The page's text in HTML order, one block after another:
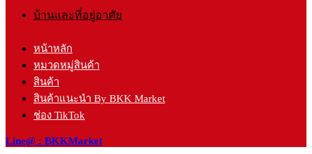
บ้านและที่อยู่อาศัย
หน้าหลัก
หมวดหมู่สินค้า
สินค้า
สินค้าแนะนำ By BKK Market
ช่อง TikTok
Line@ : BKKMarket